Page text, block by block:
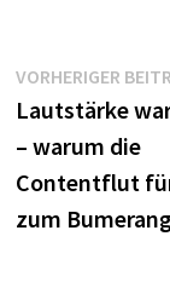
VORHERIGER
Lautstärke
– warum die
Contentflut
zum